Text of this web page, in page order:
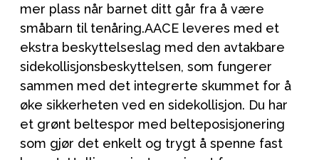
mer plass når barnet ditt går fra å være
småbarn til tenåring.AACE leveres med et
ekstra beskyttelseslag med den avtakbare
sidekollisjonsbeskyttelsen, som fungerer
sammen med det integrerte skummet for å
øke sikkerheten ved en sidekollisjon. Du har
et grønt beltespor med belteposisjonering
som gjør det enkelt og trygt å spenne fast